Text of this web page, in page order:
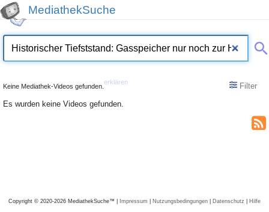
MediathekSuche
Keine Mediathek-Videos gefunden.
erklären
Filter
Es wurden keine Videos gefunden.
Copyright © 2020-2026 MediathekSuche™ | Impressum | Nutzungsbedingungen | Datenschutz | Hilfe